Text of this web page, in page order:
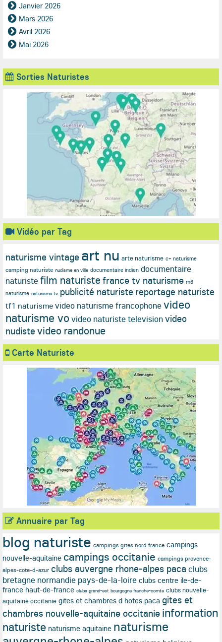
Janvier 2026
Mars 2026
Avril 2026
Mai 2026
Sorties Naturistes
Vidéo par Tag
naturisme vintage art nu arte naturisme c+ naturisme
camping naturiste nudisme en ville documentaire indien documentaire
naturistefilm naturistefrance tv naturisme m6
naturisme naturisme tv publicité naturiste reportage naturiste
tf1 naturisme video naturisme francophonevideo
naturisme vo video naturiste televisionvideo
nudistevideo randonue
Carte Naturiste
Annuaire par Tag
blog naturiste campings gites nord france campings
nouvelle-aquitaine campings occitanie campings provence-
alpes-cote-d-azur clubs auvergne rhone-alpes paca clubs
bretagne normandie pays-de-la-loire clubs centre ile-de-
france haut-de-france clubs grand-est bourgogne franche-comte clubs nouvelle-
aquitaine occitanie gites et chambres d hotes paca gites et
chambres nouvelle-aquitaine occitanie information
naturiste naturisme aquitaine naturisme